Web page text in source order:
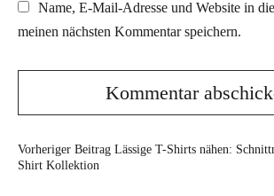
Name, E-Mail-Adresse und Website in
meinen nächsten Kommentar speichern.
Vorheriger Beitrag Lässige T-Shirts nähen:
Shirt Kollektion